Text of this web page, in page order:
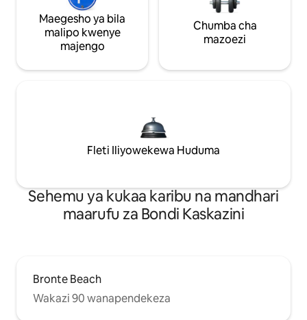
Maegesho ya bila
malipo kwenye
majengo
Chumba cha
mazoezi
Fleti Iliyowekewa Huduma
Sehemu ya kukaa karibu na mandhari
maarufu za Bondi Kaskazini
Bronte Beach
Wakazi 90 wanapendekeza